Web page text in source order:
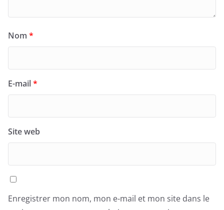
Nom *
E-mail*
Site web
Enregistrer mon nom, mon e-mail et mon site dans le